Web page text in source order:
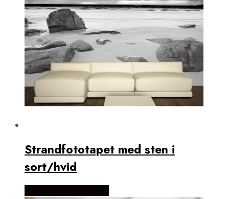
Strandfototapet med sten i
sort/hvid